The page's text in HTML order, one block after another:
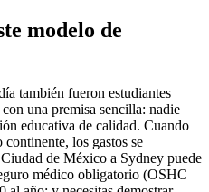
modelo de
también fueron estudiantes
una premisa sencilla: nadie
educativa de calidad. Cuando
continente, los gastos se
de México a Sydney puede
médico obligatorio (OSHC